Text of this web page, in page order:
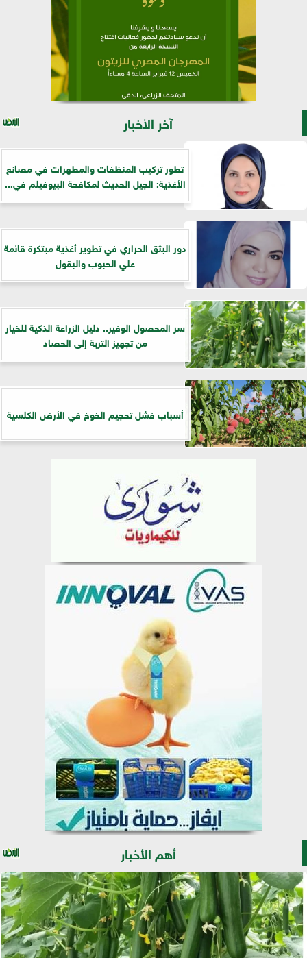
آخر الأخبار
تطور تركيب المنظفات والمطهرات في مصانع
الأغذية: الجيل الحديث لمكافحة البيوفيلم في...
دور البثق الحراري في تطوير أغذية مبتكرة قائمة
علي الحبوب والبقول
سر المحصول الوفير.. دليل الزراعة الذكية للخيار
من تجهيز التربة إلى الحصاد
أسباب فشل تحجيم الخوخ في الأرض الكلسية
أهم الأخبار